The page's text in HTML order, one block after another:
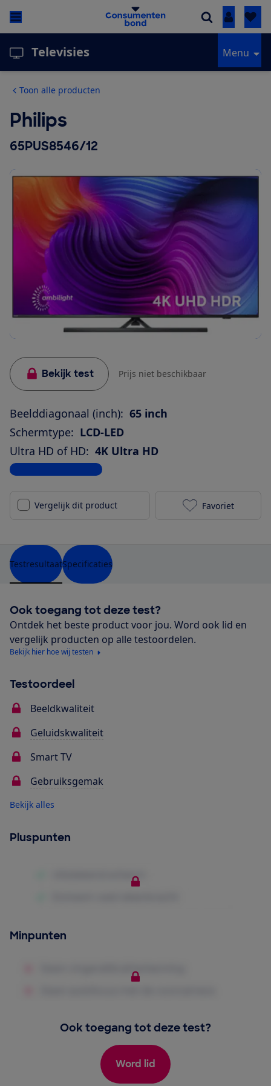
Inloggen
Televisies Menu
Toon alle producten
Philips
65PUS8546/12
Bekijk test Prijs niet beschikbaar
Beelddiagonaal (inch): 65 inch
Schermtype: LCD-LED
Ultra HD of HD: 4K Ultra HD
Bekijk alle specificaties
Vergelijk dit product Philips
Favoriet
TestresultaatSpecificaties
Ook toegang tot deze test?
Ontdek het beste product voor jou. Word ook lid en
vergelijk producten op alle testoordelen.
Bekijk hier hoe wij testen
Testoordeel
Beeldkwaliteit
Geluidskwaliteit
Smart TV
Gebruiksgemak
Bekijk alles
Pluspunten
Minpunten
Ook toegang tot deze test?
Word lid